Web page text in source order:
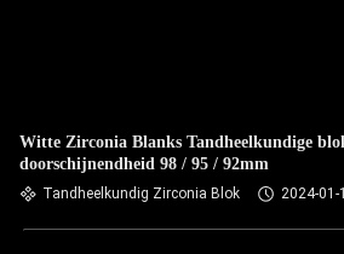
Witte Zirconia Blanks Tandheelkundige
doorschijnendheid 98 / 95 / 92mm
Tandheelkundig Zirconia Blok 2024-01-